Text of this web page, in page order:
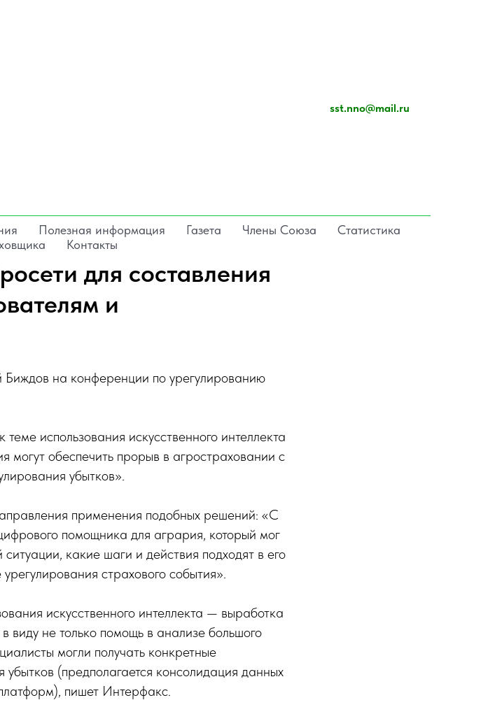
sst.nno@mail.ru
Полезная информация Газета Члены Союза
Статистика
Контакты
для составления
и
на конференции по урегулированию
использования искусственного интеллекта
могут обеспечить прорыв в агростраховании с
убытков».
применения подобных решений: «С
помощника для агрария, который мог
какие шаги и действия подходят в его
страхового события».
искусственного интеллекта — выработка
не только помощь в анализе большого
могли получать конкретные
(предполагается консолидация данных
пишет Интерфакс.